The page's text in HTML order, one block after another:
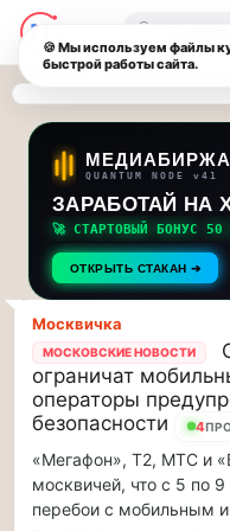
Последние
новости
и
обновления
потока:
Друзья,
приглашаем
на
музыкальную
прогулку
по
Москве
Чайковского!…
приглашаем
на
музыкальную
—
чат-
и
🔍
МЕДИАБИРЖА
QUANTUM NODE v41
ЗАРАБОТАЙ НА
🚀 СТАРТОВЫЙ БОНУС
ОТКРЫТЬ СТАКАН ➔
Москвичка
МОСКОВСКИЕ НОВОСТИ
ограничат
операторы
безопасности
4
«Мегафон», Т2, МТС и
москвичей, что с 5 по
перебои с мобильным
🍪 Мы используем файлы
быстрой работы сайта.